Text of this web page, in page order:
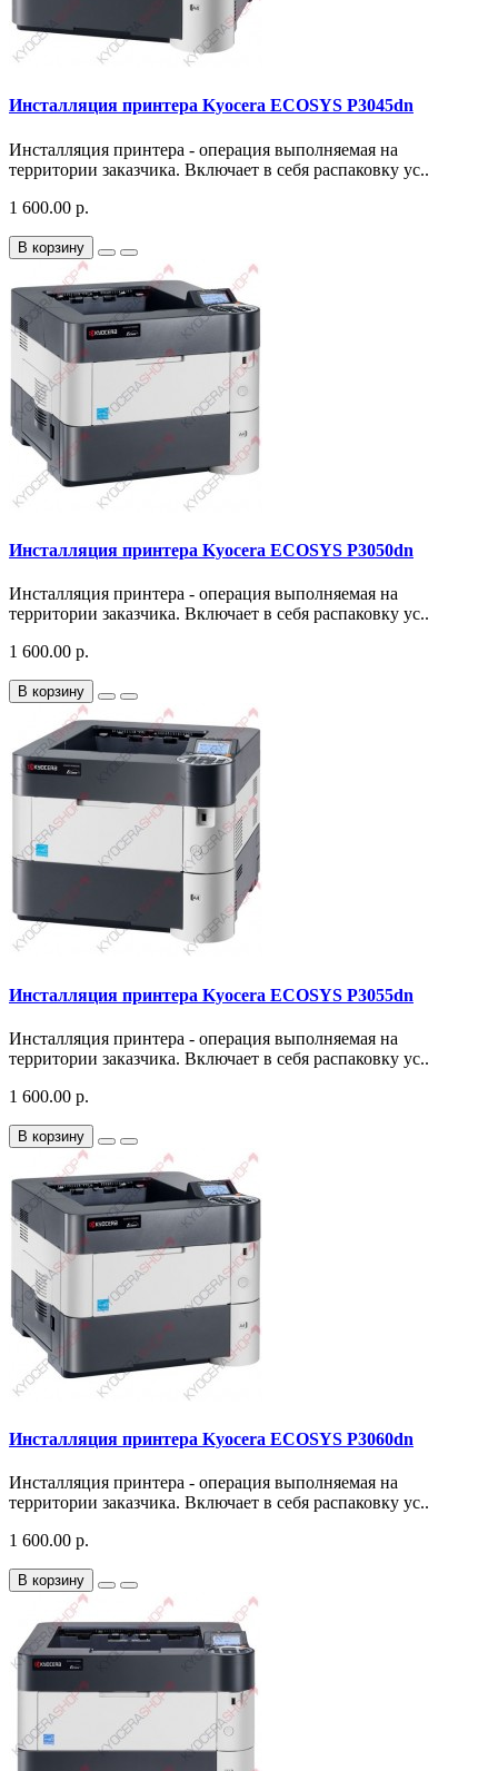
Инсталляция принтера Kyocera ECOSYS P3045dn
Инсталляция принтера - операция выполняемая на
территории заказчика. Включает в себя распаковку ус..
1 600.00 р.
В корзину
Инсталляция принтера Kyocera ECOSYS P3050dn
Инсталляция принтера - операция выполняемая на
территории заказчика. Включает в себя распаковку ус..
1 600.00 р.
В корзину
Инсталляция принтера Kyocera ECOSYS P3055dn
Инсталляция принтера - операция выполняемая на
территории заказчика. Включает в себя распаковку ус..
1 600.00 р.
В корзину
Инсталляция принтера Kyocera ECOSYS P3060dn
Инсталляция принтера - операция выполняемая на
территории заказчика. Включает в себя распаковку ус..
1 600.00 р.
В корзину